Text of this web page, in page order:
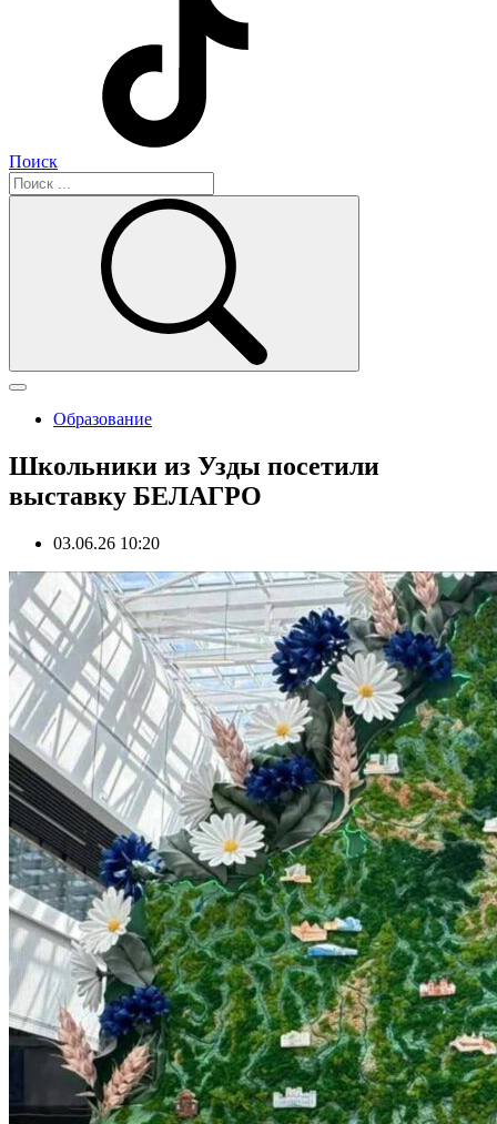
Поиск
Образование
Школьники из Узды посетили
выставку БЕЛАГРО
03.06.26 10:20